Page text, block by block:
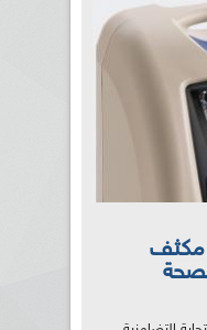
كوفيد19: استلام 750 مكثف